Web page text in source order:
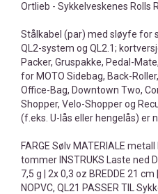
Ortlieb - Sykkelveskenes Rolls
Stålkabel (par) med sløyfe for
QL2-system og QL2.1;
Packer, Gruspakke, Pedal-
for MOTO Sidebag, Back-
Office-Bag, Downtown Two,
Shopper, Velo-Shopper og
(f.eks. U-lås eller hengelås) er
FARGE Sølv MATERIALE
tommer INSTRUKS Laste ned
7,5 g | 2x 0,3 oz BREDDE 21
NOPVC, QL21 PASSER TIL